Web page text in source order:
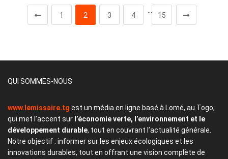
1 2 3 4
…
15
QUI SOMMES-NOUS
www.lemissaire.tg est un média en ligne basé à Lomé, au Togo,
qui met l’accent sur l’économie verte, l’environnement et le
développement durable, tout en couvrant l’actualité générale.
Notre objectif : informer sur les enjeux écologiques et les
innovations durables, tout en offrant une vision complète de